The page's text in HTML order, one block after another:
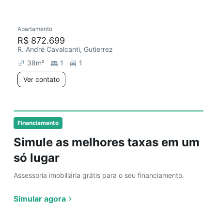
Financiamento
Simule as melhores taxas em um
só lugar
Assessoria imobiliária grátis para o seu financiamento.
Simular agora
Apartamento
R$ 872.699
R. André Cavalcanti, Gutierrez
38m² 1
1
Ver contato